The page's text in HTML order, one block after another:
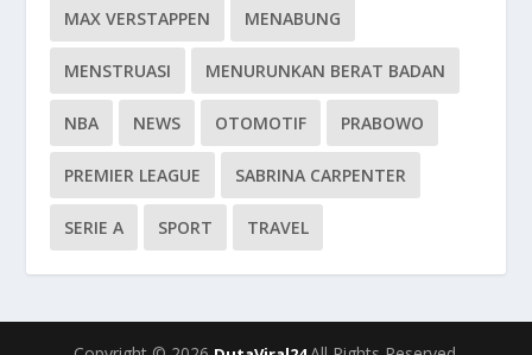
MAX VERSTAPPEN MENABUNG
MENSTRUASI MENURUNKAN BERAT BADAN
NBA NEWS OTOMOTIF PRABOWO
PREMIER LEAGUE SABRINA CARPENTER
SERIE A SPORT TRAVEL